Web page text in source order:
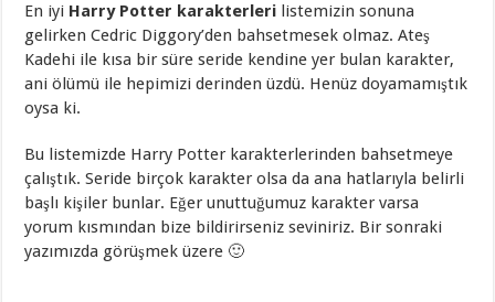
En iyi Harry Potter karakterleri listemizin sonuna
gelirken Cedric Diggory’den bahsetmesek olmaz. Ateş
Kadehi ile kısa bir süre seride kendine yer bulan karakter,
ani ölümü ile hepimizi derinden üzdü. Henüz doyamamıştık
oysa ki.
Bu listemizde Harry Potter karakterlerinden bahsetmeye
çalıştık. Seride birçok karakter olsa da ana hatlarıyla belirli
başlı kişiler bunlar. Eğer unuttuğumuz karakter varsa
yorum kısmından bize bildirirseniz seviniriz. Bir sonraki
yazımızda görüşmek üzere 🙂